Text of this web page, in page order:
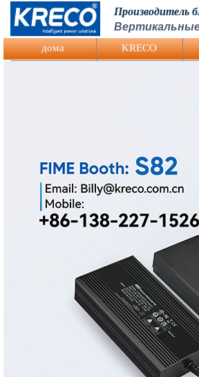
Logo Picture
Производитель
дома KRECO